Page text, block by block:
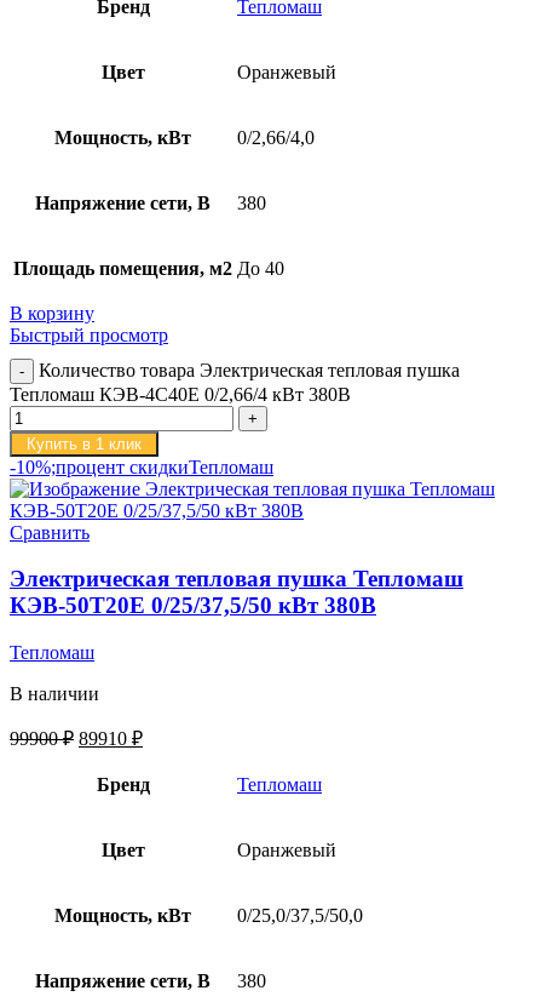
Бренд Тепломаш
Цвет Оранжевый
Мощность, кВт 0/2,66/4,0
Напряжение сети, В 380
Площадь помещения, м2 До 40
В корзину
Быстрый просмотр
Количество товара Электрическая тепловая пушка
Тепломаш КЭВ-4С40Е 0/2,66/4 кВт 380В
Купить в 1 клик
-10%;процент скидкиТепломаш
Сравнить
Электрическая тепловая пушка Тепломаш
КЭВ-50Т20Е 0/25/37,5/50 кВт 380В
Тепломаш
В наличии
99900₽ 89910 ₽
Бренд Тепломаш
Цвет Оранжевый
Мощность, кВт 0/25,0/37,5/50,0
Напряжение сети, В 380